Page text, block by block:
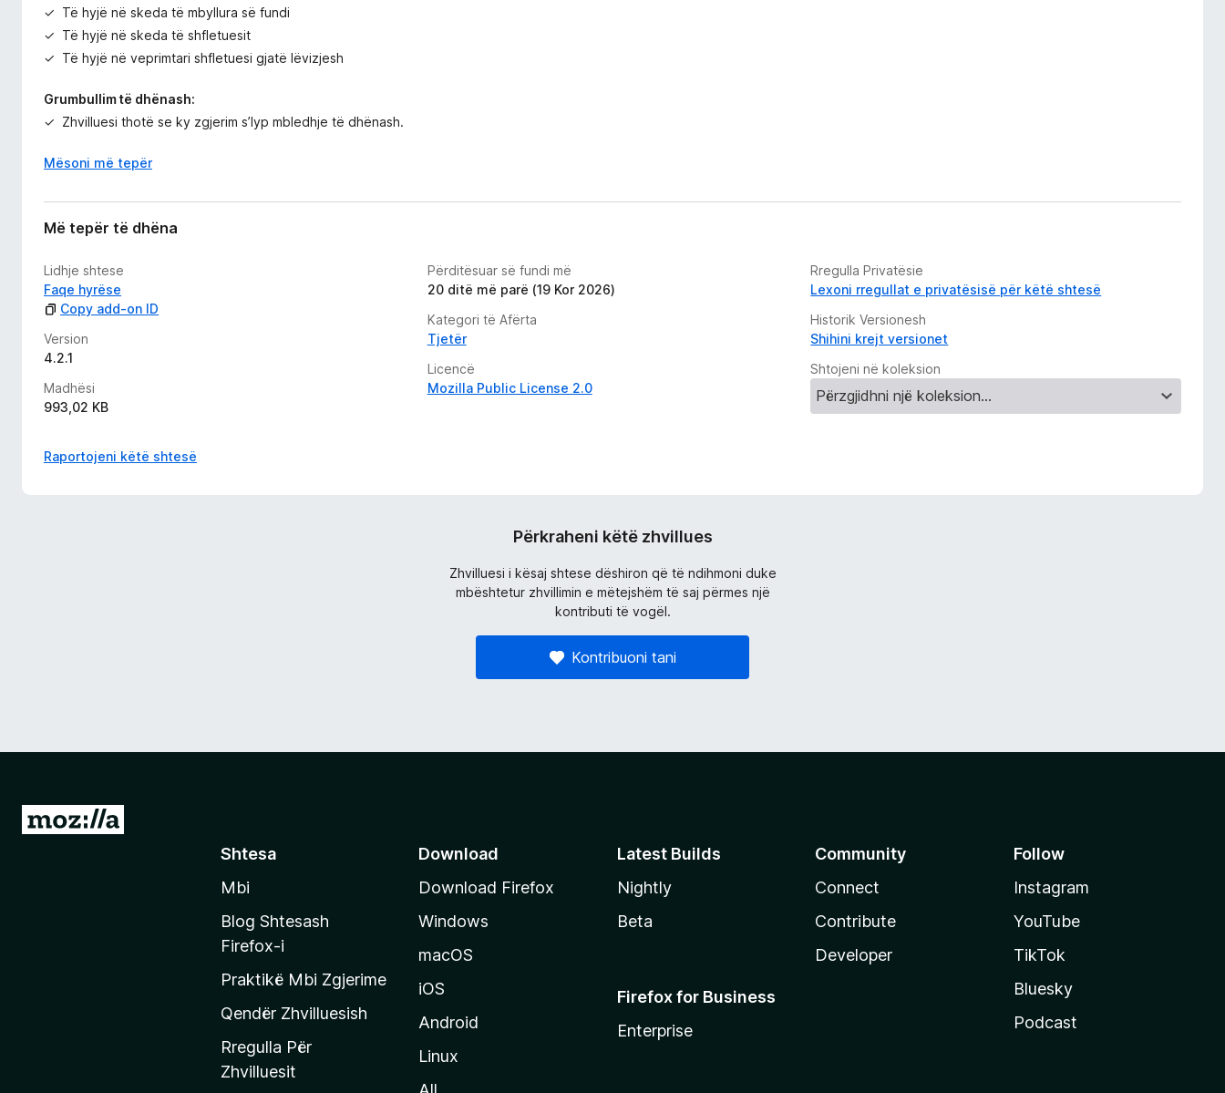
Të hyjë në skeda të mbyllura së fundi
Të hyjë në skeda të shfletuesit
Të hyjë në veprimtari shfletuesi gjatë lëvizjesh
Grumbullim të dhënash:
Zhvilluesi thotë se ky zgjerim s’lyp mbledhje të dhënash.
Mësoni më tepër
Më tepër të dhëna
Lidhje shtese
Faqe hyrëse
Copy add-on ID
Version
4.2.1
Madhësi
993,02 KB
Përditësuar së fundi më
20 ditë më parë (19 Kor 2026)
Kategori të Afërta
Tjetër
Licencë
Mozilla Public License 2.0
Rregulla Privatësie
Lexoni rregullat e privatësisë për këtë shtesë
Historik Versionesh
Shihini krejt versionet
Shtojeni në koleksion
Raportojeni këtë shtesë
Përkraheni këtë zhvillues
Zhvilluesi i kësaj shtese dëshiron që të ndihmoni duke
mbështetur zhvillimin e mëtejshëm të saj përmes një
kontributi të vogël.
Kontribuoni tani
S
Shtesa
Mbi
Blog Shtesash
Firefox-i
Praktikë Mbi Zgjerime
Qendër Zhvilluesish
Rregulla Për
Zhvilluesit
Download
Download Firefox
Windows
macOS
iOS
Android
Linux
Latest Builds
Nightly
Beta
Firefox for Business
Enterprise
Community
Connect
Contribute
Developer
Follow
Instagram
YouTube
TikTok
Bluesky
Podcast